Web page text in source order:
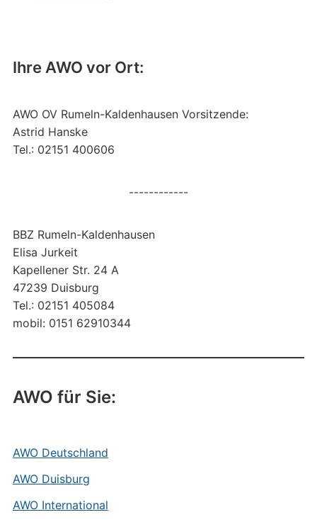
Ihre AWO vor Ort:
AWO OV Rumeln-Kaldenhausen Vorsitzende:
Astrid Hanske
Tel.: 02151 400606
------------
BBZ Rumeln-Kaldenhausen
Elisa Jurkeit
Kapellener Str. 24 A
47239 Duisburg
Tel.: 02151 405084
mobil: 0151 62910344
AWO für Sie:
AWO Deutschland
AWO Duisburg
AWO International